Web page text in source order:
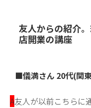
友人からの紹介
店開業の講座
■儀満さん 20代(関
A友人が以前こちらに